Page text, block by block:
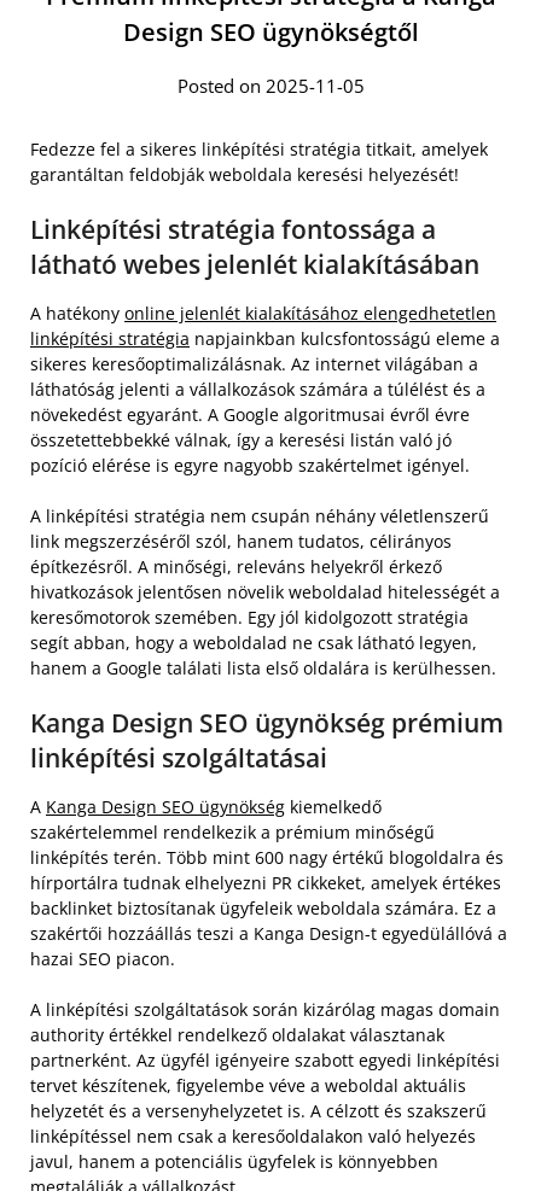
Design SEO ügynökségtől
Posted on 2025-11-05
Fedezze fel a sikeres linképítési stratégia titkait, amelyek
garantáltan feldobják weboldala keresési helyezését!
Linképítési stratégia fontossága a
látható webes jelenlét kialakításában
A hatékony online jelenlét kialakításához elengedhetetlen
linképítési stratégia napjainkban kulcsfontosságú eleme a
sikeres keresőoptimalizálásnak. Az internet világában a
láthatóság jelenti a vállalkozások számára a túlélést és a
növekedést egyaránt. A Google algoritmusai évről évre
összetettebbekké válnak, így a keresési listán való jó
pozíció elérése is egyre nagyobb szakértelmet igényel.
A linképítési stratégia nem csupán néhány véletlenszerű
link megszerzéséről szól, hanem tudatos, célirányos
építkezésről. A minőségi, releváns helyekről érkező
hivatkozások jelentősen növelik weboldalad hitelességét a
keresőmotorok szemében. Egy jól kidolgozott stratégia
segít abban, hogy a weboldalad ne csak látható legyen,
hanem a Google találati lista első oldalára is kerülhessen.
Kanga Design SEO ügynökség prémium
linképítési szolgáltatásai
A Kanga Design SEO ügynökség kiemelkedő
szakértelemmel rendelkezik a prémium minőségű
linképítés terén. Több mint 600 nagy értékű blogoldalra és
hírportálra tudnak elhelyezni PR cikkeket, amelyek értékes
backlinket biztosítanak ügyfeleik weboldala számára. Ez a
szakértői hozzáállás teszi a Kanga Design-t egyedülállóvá a
hazai SEO piacon.
A linképítési szolgáltatások során kizárólag magas domain
authority értékkel rendelkező oldalakat választanak
partnerként. Az ügyfél igényeire szabott egyedi linképítési
tervet készítenek, figyelembe véve a weboldal aktuális
helyzetét és a versenyhelyzetet is. A célzott és szakszerű
linképítéssel nem csak a keresőoldalakon való helyezés
javul, hanem a potenciális ügyfelek is könnyebben